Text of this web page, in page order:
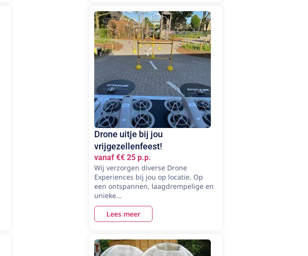
Drone uitje bij jou
vrijgezellenfeest!
vanaf €€ 25 p.p.
Wij verzorgen diverse Drone
Experiences bij jou op locatie. Op
een ontspannen, laagdrempelige en
unieke...
Lees meer